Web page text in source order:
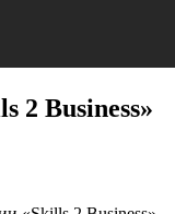
2 Business»